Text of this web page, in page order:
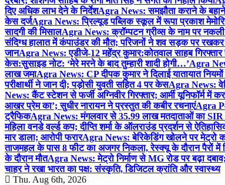
दिए अधिक लाभ देने के निर्देशAgra News: समझौता कराने के बहाने
केस दर्जAgra News: प्रिल्यूड पब्लिक स्कूल में रूपा प्रकाश
सादगी की मिसालAgra News: क्रॉम्पटन ग्रीव्स के नाम पर
संदिग्ध हालात में कंपाउंडर की मौत; परिजनों ने शव सड़क पर रखकर
जानAgra News: एडीजे-12 महेंद्र कुमार:कोतवाल साहब
केस:सुसाइड नोट: ‘मेरे मरने के बाद तुम्हारी शादी होगी…’Agra
लाख जमाAgra News: CP दीपक कुमार ने दिलाई यातायात
परीक्षार्थी ने जान दी; पड़ोसी युवती सहित 4 पर केसAgra News:
News: कैंट स्टेशन से फर्जी अग्निवीर गिरफ्तार; आर्मी यूनिफॉर्म में
आखर प्रेम का’; सुधीर नारायन ने प्रस्तुत की कबीर रचनाएंAgra
ट्रैफिकAgra News: मंगलवार से 35.99 लाख मतदाताओं का
महिला वनडे वर्ल्ड कप; दीप्ति शर्मा के ऑलराउंड प्रदर्शन से
मार डाला; आरोपी फरारAgra News: बेरिकेडिंग खोलने पर मेट्रो
ताजमहल के पास 8 फीट का अजगर निकला, रेस्क्यू के दौरान पैरों में
के दौरान मौतAgra News: मेट्रो निर्माण से MG रोड पर बढ़ा
चाहर ने रखा भारत का पक्ष: संस्कृति, डिजिटल क्रांति और स्वास्थ्य
Thu. Aug 6th, 2026